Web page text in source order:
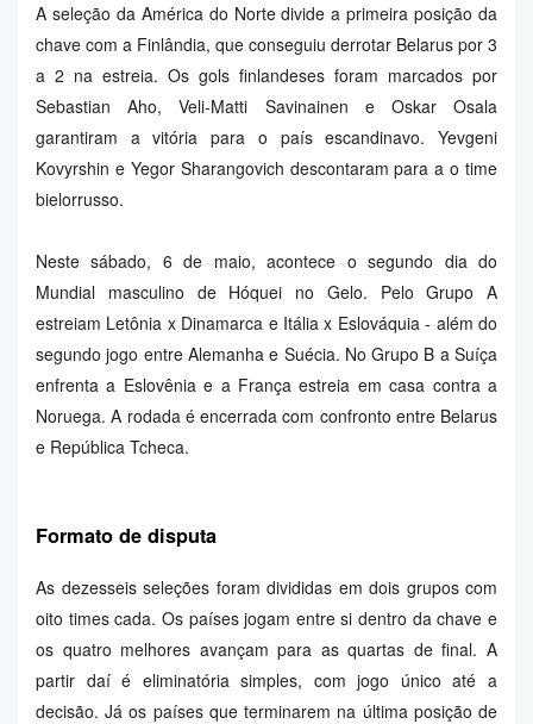
A seleção da América do Norte divide a primeira posição da
chave com a Finlândia, que conseguiu derrotar Belarus por 3
a 2 na estreia. Os gols finlandeses foram marcados por
Sebastian Aho, Veli-Matti Savinainen e Oskar Osala
garantiram a vitória para o país escandinavo. Yevgeni
Kovyrshin e Yegor Sharangovich descontaram para a o time
bielorrusso.
Neste sábado, 6 de maio, acontece o segundo dia do
Mundial masculino de Hóquei no Gelo. Pelo Grupo A
estreiam Letônia x Dinamarca e Itália x Eslováquia - além do
segundo jogo entre Alemanha e Suécia. No Grupo B a Suíça
enfrenta a Eslovênia e a França estreia em casa contra a
Noruega. A rodada é encerrada com confronto entre Belarus
e República Tcheca.
Formato de disputa
As dezesseis seleções foram divididas em dois grupos com
oito times cada. Os países jogam entre si dentro da chave e
os quatro melhores avançam para as quartas de final. A
partir daí é eliminatória simples, com jogo único até a
decisão. Já os países que terminarem na última posição de